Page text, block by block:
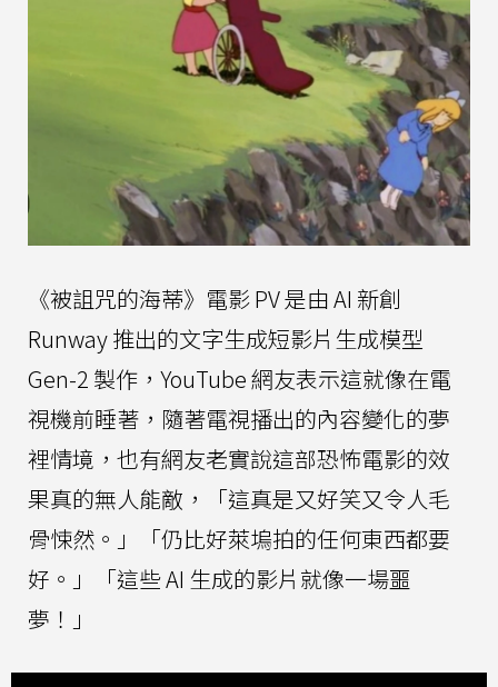
《被詛咒的海蒂》電影 PV 是由 AI 新創
Runway 推出的文字生成短影片生成模型
Gen-2 製作，YouTube 網友表示這就像在電
視機前睡著，隨著電視播出的內容變化的夢
裡情境，也有網友老實說這部恐怖電影的效
果真的無人能敵，「這真是又好笑又令人毛
骨悚然。」「仍比好萊塢拍的任何東西都要
好。」「這些 AI 生成的影片就像一場噩
夢！」